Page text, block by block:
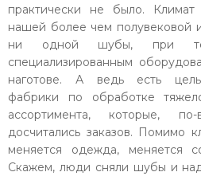
практически не было.
нашей более чем полувековой
ни одной шубы, при
специализированным
наготове. А ведь есть
фабрики по обработке
ассортимента, которые,
досчитались заказов. Помимо
меняется одежда, меняется
Скажем, люди сняли шубы и